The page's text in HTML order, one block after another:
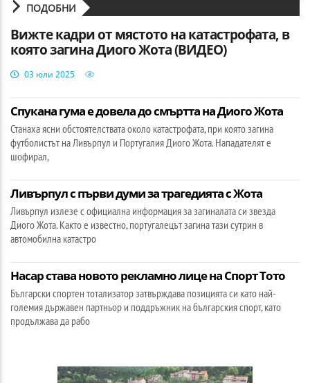
ПОДОБНИ
Вижте кадри от мястото на катастрофата, в
която загина Диого Жота (ВИДЕО)
03 юли 2025
Спукана гума е довела до смъртта на Диого Жота
Станаха ясни обстоятелствата около катастрофата, при която загина
футболистът на Ливърпул и Португалия Диого Жота. Нападателят е
шофирал,
Ливърпул с първи думи за трагедията с Жота
Ливърпул излезе с официална информация за загиналата си звезда
Диого Жота. Както е известно, португалецът загина тази сутрин в
автомобилна катастро
Насар става новото рекламно лице на Спорт Тото
Български спортен тотализатор затвърждава позицията си като най-
големия държавен партньор и поддръжник на българския спорт, като
продължава да рабо